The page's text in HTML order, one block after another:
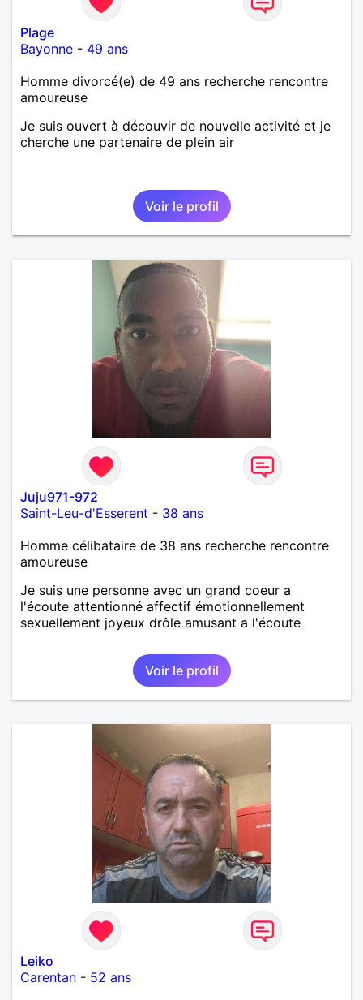
Plage
Bayonne - 49 ans
Homme divorcé(e) de 49 ans recherche rencontre
amoureuse
Je suis ouvert à découvir de nouvelle activité et je
cherche une partenaire de plein air
Voir le profil
Juju971-972
Saint-Leu-d'Esserent - 38 ans
Homme célibataire de 38 ans recherche rencontre
amoureuse
Je suis une personne avec un grand coeur a
l'écoute attentionné affectif émotionnellement
sexuellement joyeux drôle amusant a l'écoute
Voir le profil
Leiko
Carentan - 52 ans